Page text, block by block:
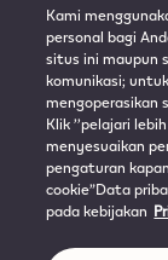
Kami
personal bagi
situs ini maupun
komunikasi;
mengoperasikan
Klik ’’pelajari
menyesuaikan
pengaturan
cookie”Data
pada kebijakan